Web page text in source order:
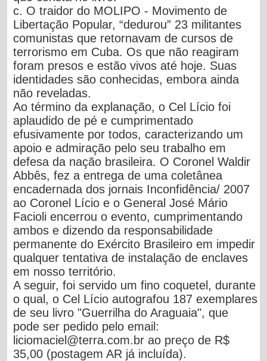
c. O traidor do MOLIPO - Movimento de
Libertação Popular, “dedurou” 23 militantes
comunistas que retornavam de cursos de
terrorismo em Cuba. Os que não reagiram
foram presos e estão vivos até hoje. Suas
identidades são conhecidas, embora ainda
não reveladas.
Ao término da explanação, o Cel Lício foi
aplaudido de pé e cumprimentado
efusivamente por todos, caracterizando um
apoio e admiração pelo seu trabalho em
defesa da nação brasileira. O Coronel Waldir
Abbês, fez a entrega de uma coletânea
encadernada dos jornais Inconfidência/ 2007
ao Coronel Lício e o General José Mário
Facioli encerrou o evento, cumprimentando
ambos e dizendo da responsabilidade
permanente do Exército Brasileiro em impedir
qualquer tentativa de instalação de enclaves
em nosso território.
A seguir, foi servido um fino coquetel, durante
o qual, o Cel Lício autografou 187 exemplares
de seu livro "Guerrilha do Araguaia", que
pode ser pedido pelo email:
liciomaciel@terra.com.br ao preço de R$
35,00 (postagem AR já incluída).